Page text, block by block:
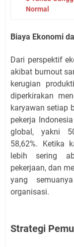
Normal
Biaya Ekonomi
Dari perspektif
akibat burnout
kerugian
diperkirakan
karyawan setiap
pekerja
global, yakni
58,62%. Ketika
lebih sering
pekerjaan, dan
yang
organisasi.
Strategi